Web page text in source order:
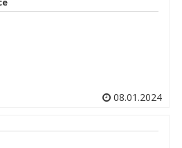
08.01.2024